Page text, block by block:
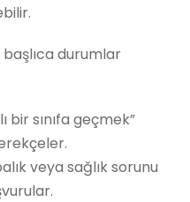
durumlar
bir sınıfa geçmek”
veya sağlık sorunu